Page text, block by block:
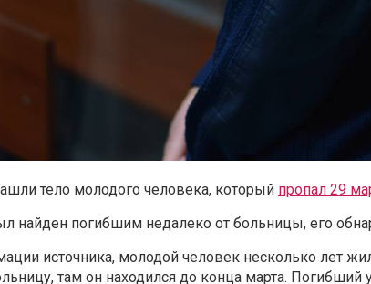
тело молодого человека, который пропал 29
найден погибшим недалеко от больницы, его
источника, молодой человек несколько лет
там он находился до конца марта.